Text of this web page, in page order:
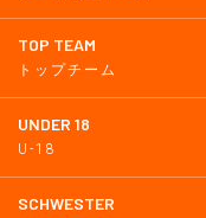
TOP TEAM
トップチーム
UNDER 18
U-18
SCHWESTER